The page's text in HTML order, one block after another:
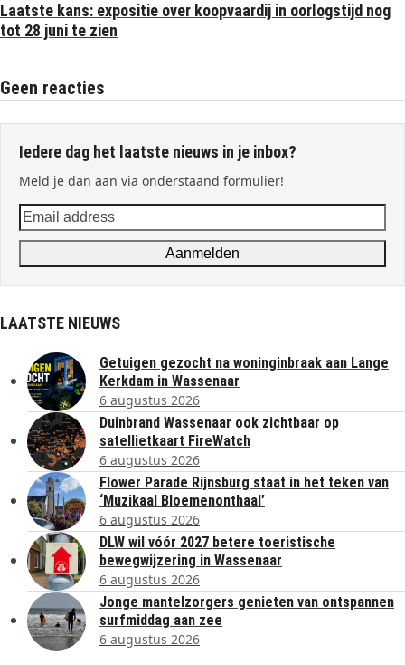
Laatste kans: expositie over koopvaardij in oorlogstijd nog
tot 28 juni te zien
Geen reacties
Iedere dag het laatste nieuws in je inbox?
Meld je dan aan via onderstaand formulier!
Email
address
Aanmelden
LAATSTE NIEUWS
Getuigen gezocht na woninginbraak aan Lange
Kerkdam in Wassenaar
6 augustus 2026
Duinbrand Wassenaar ook zichtbaar op
satellietkaart FireWatch
6 augustus 2026
Flower Parade Rijnsburg staat in het teken van
‘Muzikaal Bloemenonthaal’
6 augustus 2026
DLW wil vóór 2027 betere toeristische
bewegwijzering in Wassenaar
6 augustus 2026
Jonge mantelzorgers genieten van ontspannen
surfmiddag aan zee
6 augustus 2026